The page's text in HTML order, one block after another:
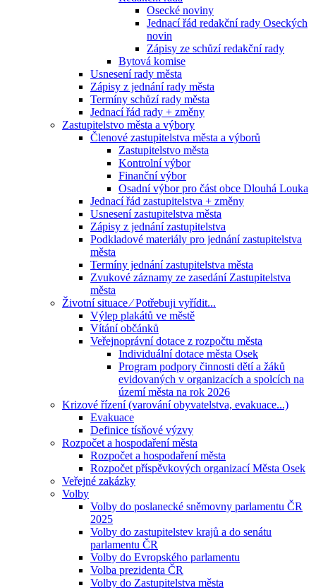
Osecké noviny
Jednací řád redakční rady Oseckých
novin
Zápisy ze schůzí redakční rady
Bytová komise
Usnesení rady města
Zápisy z jednání rady města
Termíny schůzí rady města
Jednací řád rady + změny
Zastupitelstvo města a výbory
Členové zastupitelstva města a výborů
Zastupitelstvo města
Kontrolní výbor
Finanční výbor
Osadní výbor pro část obce Dlouhá Louka
Jednací řád zastupitelstva + změny
Usnesení zastupitelstva města
Zápisy z jednání zastupitelstva
Podkladové materiály pro jednání zastupitelstva
města
Termíny jednání zastupitelstva města
Zvukové záznamy ze zasedání Zastupitelstva
města
Životní situace ⁄ Potřebuji vyřídit...
Výlep plakátů ve městě
Vítání občánků
Veřejnoprávní dotace z rozpočtu města
Individuální dotace města Osek
Program podpory činnosti dětí a žáků
evidovaných v organizacích a spolcích na
území města na rok 2026
Krizové řízení (varování obyvatelstva, evakuace...)
Evakuace
Definice tísňové výzvy
Rozpočet a hospodaření města
Rozpočet a hospodaření města
Rozpočet příspěvkových organizací Města Osek
Veřejné zakázky
Volby
Volby do poslanecké sněmovny parlamentu ČR
2025
Volby do zastupitelstev krajů a do senátu
parlamentu ČR
Volby do Evropského parlamentu
Volba prezidenta ČR
Volby do Zastupitelstva města